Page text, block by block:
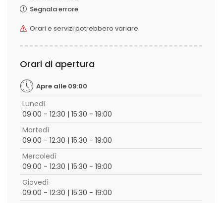
Segnala errore
Orari e servizi potrebbero variare
Orari di apertura
Apre alle 09:00
Lunedì
09:00 - 12:30 | 15:30 - 19:00
Martedì
09:00 - 12:30 | 15:30 - 19:00
Mercoledì
09:00 - 12:30 | 15:30 - 19:00
Giovedì
09:00 - 12:30 | 15:30 - 19:00